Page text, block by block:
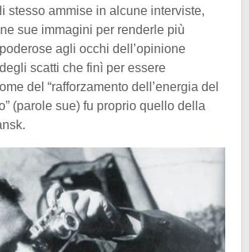
stesso ammise in alcune interviste,
sue immagini per renderle più
agli occhi dell’opinione
scatti che finì per essere
del “rafforzamento dell’energia del
(parole sue) fu proprio quello della